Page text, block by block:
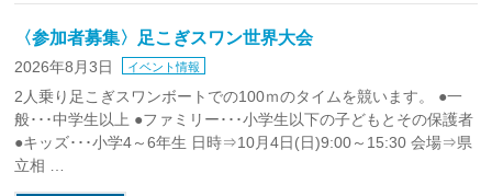
〈参加者募集〉足こぎスワン世界大会
2026年8月3日 イベント情報
2人乗り足こぎスワンボートでの100ｍのタイムを競います。 ●一
般･･･中学生以上 ●ファミリー･･･小学生以下の子どもとその保護者
●キッズ･･･小学4～6年生 日時⇒10月4日(日)9:00～15:30 会場⇒県
立相 …